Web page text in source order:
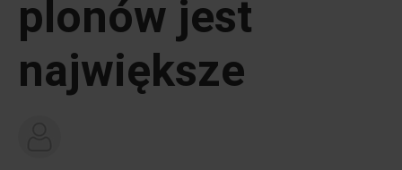
plonów jest
największe